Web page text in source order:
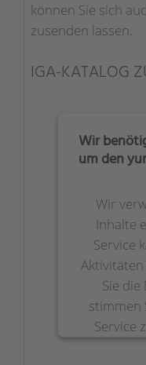
können Sie sich
zusenden lassen.
IGA-KATALOG
Wir
um den
Wir
Inhalte
Service
Sie
stimmen
Service